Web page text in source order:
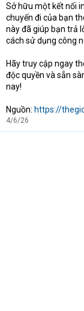
Sở hữu một kết nối
chuyến đi của bạn
này đã giúp bạn trả
cách sử dụng công
Hãy truy cập ngay
độc quyền và sẵn
nay!
Nguồn: https://
4/6/26